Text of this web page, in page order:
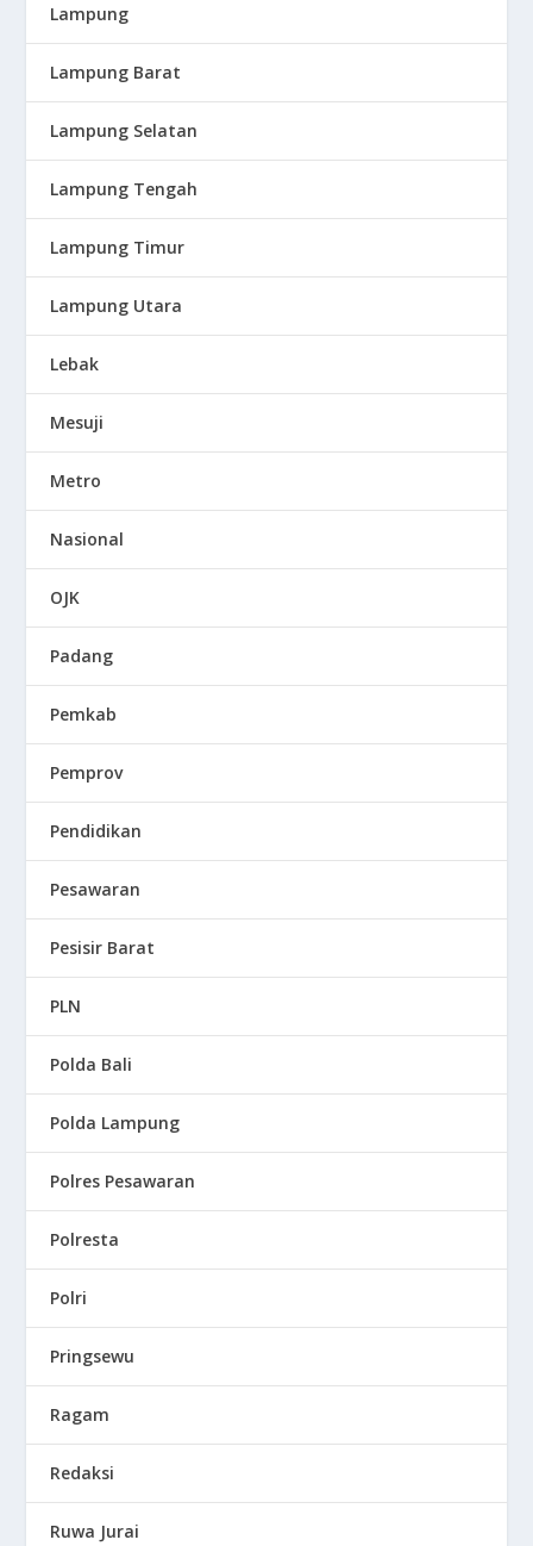
Lampung
Lampung Barat
Lampung Selatan
Lampung Tengah
Lampung Timur
Lampung Utara
Lebak
Mesuji
Metro
Nasional
OJK
Padang
Pemkab
Pemprov
Pendidikan
Pesawaran
Pesisir Barat
PLN
Polda Bali
Polda Lampung
Polres Pesawaran
Polresta
Polri
Pringsewu
Ragam
Redaksi
Ruwa Jurai